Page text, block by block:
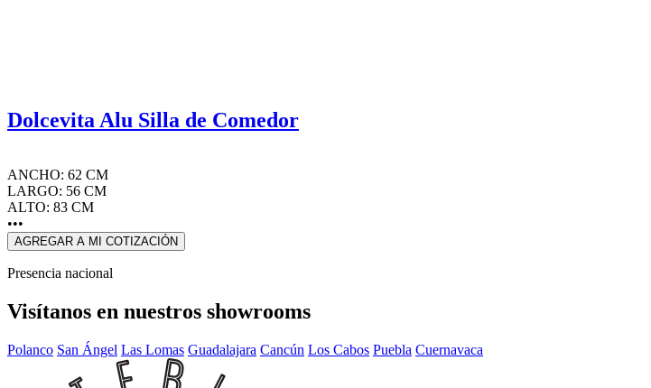
Dolcevita Alu Silla de Comedor
ANCHO: 62 CM
LARGO: 56 CM
ALTO: 83 CM
•••
AGREGAR A MI COTIZACIÓN
Presencia nacional
Visítanos en nuestros showrooms
Polanco San Ángel Las Lomas Guadalajara Cancún Los Cabos Puebla Cuernavaca